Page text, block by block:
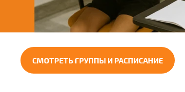
СМОТРЕТЬ ГРУППЫ И РАСПИСАНИЕ